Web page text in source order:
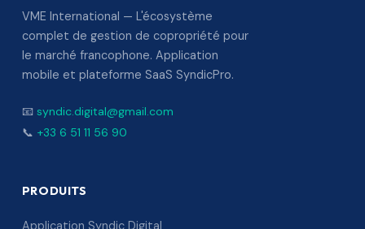
VME International — L'écosystème
complet de gestion de copropriété pour
le marché francophone. Application
mobile et plateforme SaaS SyndicPro.
📧 syndic.digital@gmail.com
📞 +33 6 51 11 56 90
PRODUITS
Application Syndic Digital